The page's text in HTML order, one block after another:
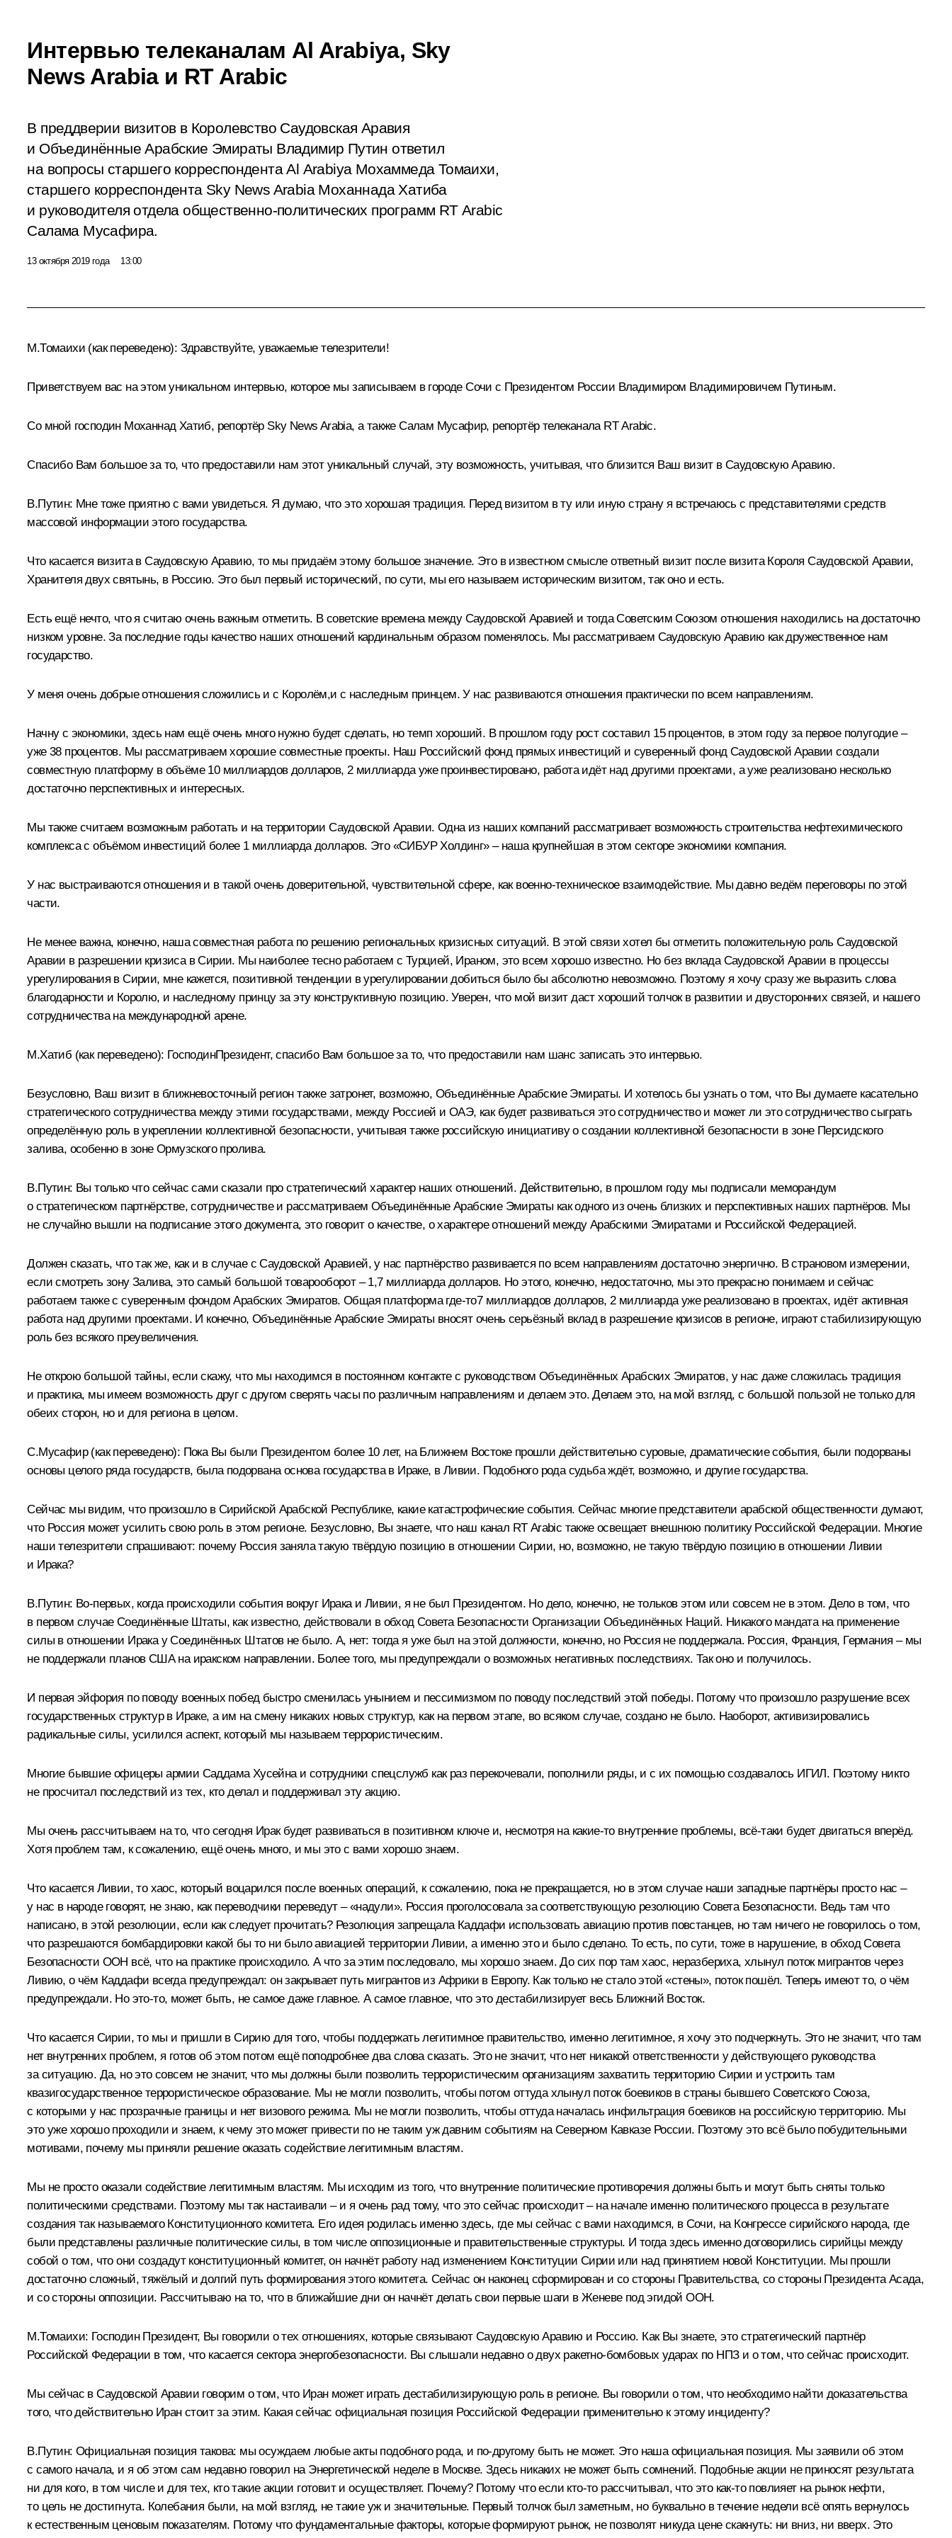
Интервью телеканалам Al Arabiya, Sky
News Arabia и RT Arabic
В преддверии визитов в Королевство Саудовская Аравия
и Объединённые Арабские Эмираты Владимир Путин ответил
на вопросы старшего корреспондента Al Arabiya Мохаммеда Томаихи,
старшего корреспондента Sky News Arabia Моханнада Хатиба
и руководителя отдела общественно-политических программ RT Arabic
Салама Мусафира.
13 октября 2019 года 13:00
М.Томаихи (как переведено): Здравствуйте, уважаемые телезрители!
Приветствуем вас на этом уникальном интервью, которое мы записываем в городе Сочи с Президентом России Владимиром Владимировичем Путиным.
Со мной господин Моханнад Хатиб, репортёр Sky News Arabia, а также Салам Мусафир, репортёр телеканала RT Arabic.
Спасибо Вам большое за то, что предоставили нам этот уникальный случай, эту возможность, учитывая, что близится Ваш визит в Саудовскую Аравию.
В.Путин: Мне тоже приятно с вами увидеться. Я думаю, что это хорошая традиция. Перед визитом в ту или иную страну я встречаюсь с представителями средств
массовой информации этого государства.
Что касается визита в Саудовскую Аравию, то мы придаём этому большое значение. Это в известном смысле ответный визит после визита Короля Саудовской Аравии,
Хранителя двух святынь, в Россию. Это был первый исторический, по сути, мы его называем историческим визитом, так оно и есть.
Есть ещё нечто, что я считаю очень важным отметить. В советские времена между Саудовской Аравией и тогда Советским Союзом отношения находились на достаточно
низком уровне. За последние годы качество наших отношений кардинальным образом поменялось. Мы рассматриваем Саудовскую Аравию как дружественное нам
государство.
У меня очень добрые отношения сложились и с Королём,и с наследным принцем. У нас развиваются отношения практически по всем направлениям.
Начну с экономики, здесь нам ещё очень много нужно будет сделать, но темп хороший. В прошлом году рост составил 15 процентов, в этом году за первое полугодие –
уже 38 процентов. Мы рассматриваем хорошие совместные проекты. Наш Российский фонд прямых инвестиций и суверенный фонд Саудовской Аравии создали
совместную платформу в объёме 10 миллиардов долларов, 2 миллиарда уже проинвестировано, работа идёт над другими проектами, а уже реализовано несколько
достаточно перспективных и интересных.
Мы также считаем возможным работать и на территории Саудовской Аравии. Одна из наших компаний рассматривает возможность строительства нефтехимического
комплекса с объёмом инвестиций более 1 миллиарда долларов. Это «СИБУР Холдинг» – наша крупнейшая в этом секторе экономики компания.
У нас выстраиваются отношения и в такой очень доверительной, чувствительной сфере, как военно‑техническое взаимодействие. Мы давно ведём переговоры по этой
части.
Не менее важна, конечно, наша совместная работа по решению региональных кризисных ситуаций. В этой связи хотел бы отметить положительную роль Саудовской
Аравии в разрешении кризиса в Сирии. Мы наиболее тесно работаем с Турцией, Ираном, это всем хорошо известно. Но без вклада Саудовской Аравии в процессы
урегулирования в Сирии, мне кажется, позитивной тенденции в урегулировании добиться было бы абсолютно невозможно. Поэтому я хочу сразу же выразить слова
благодарности и Королю, и наследному принцу за эту конструктивную позицию. Уверен, что мой визит даст хороший толчок в развитии и двусторонних связей, и нашего
сотрудничества на международной арене.
М.Хатиб (как переведено): ГосподинПрезидент, спасибо Вам большое за то, что предоставили нам шанс записать это интервью.
Безусловно, Ваш визит в ближневосточный регион также затронет, возможно, Объединённые Арабские Эмираты. И хотелось бы узнать о том, что Вы думаете касательно
стратегического сотрудничества между этими государствами, между Россией и ОАЭ, как будет развиваться это сотрудничество и может ли это сотрудничество сыграть
определённую роль в укреплении коллективной безопасности, учитывая также российскую инициативу о создании коллективной безопасности в зоне Персидского
залива, особенно в зоне Ормузского пролива.
В.Путин: Вы только что сейчас сами сказали про стратегический характер наших отношений. Действительно, в прошлом году мы подписали меморандум
о стратегическом партнёрстве, сотрудничестве и рассматриваем Объединённые Арабские Эмираты как одного из очень близких и перспективных наших партнёров. Мы
не случайно вышли на подписание этого документа, это говорит о качестве, о характере отношений между Арабскими Эмиратами и Российской Федерацией.
Должен сказать, что так же, как и в случае с Саудовской Аравией, у нас партнёрство развивается по всем направлениям достаточно энергично. В страновом измерении,
если смотреть зону Залива, это самый большой товарооборот – 1,7 миллиарда долларов. Но этого, конечно, недостаточно, мы это прекрасно понимаем и сейчас
работаем также с суверенным фондом Арабских Эмиратов. Общая платформа где‑то7 миллиардов долларов, 2 миллиарда уже реализовано в проектах, идёт активная
работа над другими проектами. И конечно, Объединённые Арабские Эмираты вносят очень серьёзный вклад в разрешение кризисов в регионе, играют стабилизирующую
роль без всякого преувеличения.
Не открою большой тайны, если скажу, что мы находимся в постоянном контакте с руководством Объединённых Арабских Эмиратов, у нас даже сложилась традиция
и практика, мы имеем возможность друг с другом сверять часы по различным направлениям и делаем это. Делаем это, на мой взгляд, с большой пользой не только для
обеих сторон, но и для региона в целом.
С.Мусафир (как переведено): Пока Вы были Президентом более 10 лет, на Ближнем Востоке прошли действительно суровые, драматические события, были подорваны
основы целого ряда государств, была подорвана основа государства в Ираке, в Ливии. Подобного рода судьба ждёт, возможно, и другие государства.
Сейчас мы видим, что произошло в Сирийской Арабской Республике, какие катастрофические события. Сейчас многие представители арабской общественности думают,
что Россия может усилить свою роль в этом регионе. Безусловно, Вы знаете, что наш канал RT Arabic также освещает внешнюю политику Российской Федерации. Многие
наши телезрители спрашивают: почему Россия заняла такую твёрдую позицию в отношении Сирии, но, возможно, не такую твёрдую позицию в отношении Ливии
и Ирака?
В.Путин: Во‑первых, когда происходили события вокруг Ирака и Ливии, я не был Президентом. Но дело, конечно, не тольков этом или совсем не в этом. Дело в том, что
в первом случае Соединённые Штаты, как известно, действовали в обход Совета Безопасности Организации Объединённых Наций. Никакого мандата на применение
силы в отношении Ирака у Соединённых Штатов не было. А, нет: тогда я уже был на этой должности, конечно, но Россия не поддержала. Россия, Франция, Германия – мы
не поддержали планов США на иракском направлении. Более того, мы предупреждали о возможных негативных последствиях. Так оно и получилось.
И первая эйфория по поводу военных побед быстро сменилась унынием и пессимизмом по поводу последствий этой победы. Потому что произошло разрушение всех
государственных структур в Ираке, а им на смену никаких новых структур, как на первом этапе, во всяком случае, создано не было. Наоборот, активизировались
радикальные силы, усилился аспект, который мы называем террористическим.
Многие бывшие офицеры армии Саддама Хусейна и сотрудники спецслужб как раз перекочевали, пополнили ряды, и с их помощью создавалось ИГИЛ. Поэтому никто
не просчитал последствий из тех, кто делал и поддерживал эту акцию.
Мы очень рассчитываем на то, что сегодня Ирак будет развиваться в позитивном ключе и, несмотря на какие‑то внутренние проблемы, всё‑таки будет двигаться вперёд.
Хотя проблем там, к сожалению, ещё очень много, и мы это с вами хорошо знаем.
Что касается Ливии, то хаос, который воцарился после военных операций, к сожалению, пока не прекращается, но в этом случае наши западные партнёры просто нас –
у нас в народе говорят, не знаю, как переводчики переведут – «надули». Россия проголосовала за соответствующую резолюцию Совета Безопасности. Ведь там что
написано, в этой резолюции, если как следует прочитать? Резолюция запрещала Каддафи использовать авиацию против повстанцев, но там ничего не говорилось о том,
что разрешаются бомбардировки какой бы то ни было авиацией территории Ливии, а именно это и было сделано. То есть, по сути, тоже в нарушение, в обход Совета
Безопасности ООН всё, что на практике происходило. А что за этим последовало, мы хорошо знаем. До сих пор там хаос, неразбериха, хлынул поток мигрантов через
Ливию, о чём Каддафи всегда предупреждал: он закрывает путь мигрантов из Африки в Европу. Как только не стало этой «стены», поток пошёл. Теперь имеют то, о чём
предупреждали. Но это‑то, может быть, не самое даже главное. А самое главное, что это дестабилизирует весь Ближний Восток.
Что касается Сирии, то мы и пришли в Сирию для того, чтобы поддержать легитимное правительство, именно легитимное, я хочу это подчеркнуть. Это не значит, что там
нет внутренних проблем, я готов об этом потом ещё поподробнее два слова сказать. Это не значит, что нет никакой ответственности у действующего руководства
за ситуацию. Да, но это совсем не значит, что мы должны были позволить террористическим организациям захватить территорию Сирии и устроить там
квазигосударственное террористическое образование. Мы не могли позволить, чтобы потом оттуда хлынул поток боевиков в страны бывшего Советского Союза,
с которыми у нас прозрачные границы и нет визового режима. Мы не могли позволить, чтобы оттуда началась инфильтрация боевиков на российскую территорию. Мы
это уже хорошо проходили и знаем, к чему это может привести по не таким уж давним событиям на Северном Кавказе России. Поэтому это всё было побудительными
мотивами, почему мы приняли решение оказать содействие легитимным властям.
Мы не просто оказали содействие легитимным властям. Мы исходим из того, что внутренние политические противоречия должны быть и могут быть сняты только
политическими средствами. Поэтому мы так настаивали – и я очень рад тому, что это сейчас происходит – на начале именно политического процесса в результате
создания так называемого Конституционного комитета. Его идея родилась именно здесь, где мы сейчас с вами находимся, в Сочи, на Конгрессе сирийского народа, где
были представлены различные политические силы, в том числе оппозиционные и правительственные структуры. И тогда здесь именно договорились сирийцы между
собой о том, что они создадут конституционный комитет, он начнёт работу над изменением Конституции Сирии или над принятием новой Конституции. Мы прошли
достаточно сложный, тяжёлый и долгий путь формирования этого комитета. Сейчас он наконец сформирован и со стороны Правительства, со стороны Президента Асада,
и со стороны оппозиции. Рассчитываю на то, что в ближайшие дни он начнёт делать свои первые шаги в Женеве под эгидой ООН.
М.Томаихи: Господин Президент, Вы говорили о тех отношениях, которые связывают Саудовскую Аравию и Россию. Как Вы знаете, это стратегический партнёр
Российской Федерации в том, что касается сектора энергобезопасности. Вы слышали недавно о двух ракетно‑бомбовых ударах по НПЗ и о том, что сейчас происходит.
Мы сейчас в Саудовской Аравии говорим о том, что Иран может играть дестабилизирующую роль в регионе. Вы говорили о том, что необходимо найти доказательства
того, что действительно Иран стоит за этим. Какая сейчас официальная позиция Российской Федерации применительно к этому инциденту?
В.Путин: Официальная позиция такова: мы осуждаем любые акты подобного рода, и по‑другому быть не может. Это наша официальная позиция. Мы заявили об этом
с самого начала, и я об этом сам недавно говорил на Энергетической неделе в Москве. Здесь никаких не может быть сомнений. Подобные акции не приносят результата
ни для кого, в том числе и для тех, кто такие акции готовит и осуществляет. Почему? Потому что если кто‑то рассчитывал, что это как‑то повлияет на рынок нефти,
то цель не достигнута. Колебания были, на мой взгляд, не такие уж и значительные. Первый толчок был заметным, но буквально в течение недели всё опять вернулось
к естественным ценовым показателям. Потому что фундаментальные факторы, которые формируют рынок, не позволят никуда цене скакнуть: ни вниз, ни вверх. Это